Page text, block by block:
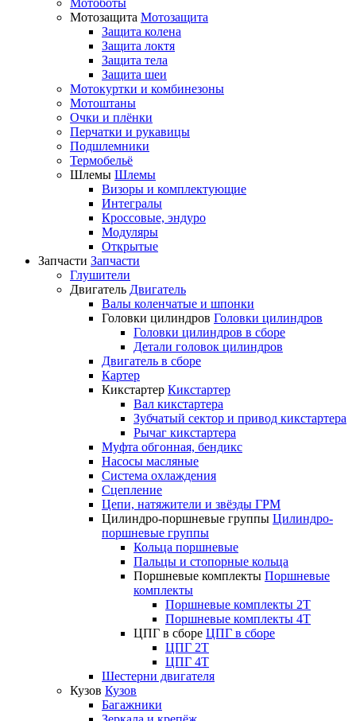
Мотоботы
Мотозащита Мотозащита
Защита колена
Защита локтя
Защита тела
Защита шеи
Мотокуртки и комбинезоны
Мотоштаны
Очки и плёнки
Перчатки и рукавицы
Подшлемники
Термобельё
Шлемы Шлемы
Визоры и комплектующие
Интегралы
Кроссовые, эндуро
Модуляры
Открытые
Запчасти Запчасти
Глушители
Двигатель Двигатель
Валы коленчатые и шпонки
Головки цилиндров Головки цилиндров
Головки цилиндров в сборе
Детали головок цилиндров
Двигатель в сборе
Картер
Кикстартер Кикстартер
Вал кикстартера
Зубчатый сектор и привод кикстартера
Рычаг кикстартера
Муфта обгонная, бендикс
Насосы масляные
Система охлаждения
Сцепление
Цепи, натяжители и звёзды ГРМ
Цилиндро-поршневые группы Цилиндро-
поршневые группы
Кольца поршневые
Пальцы и стопорные кольца
Поршневые комплекты Поршневые
комплекты
Поршневые комплекты 2T
Поршневые комплекты 4T
ЦПГ в сборе ЦПГ в сборе
ЦПГ 2T
ЦПГ 4T
Шестерни двигателя
Кузов Кузов
Багажники